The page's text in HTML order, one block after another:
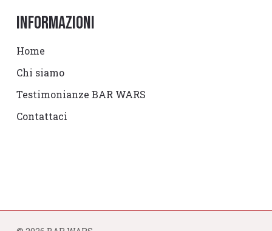
Informazioni
Home
Chi siamo
Testimonianze BAR WARS
Contattaci